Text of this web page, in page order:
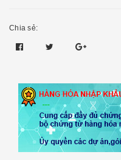
Chia sẻ: